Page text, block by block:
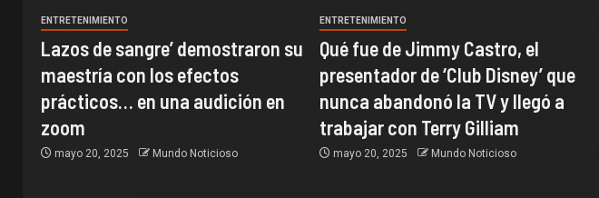
ENTRETENIMIENTO
Lazos de sangre’ demostraron su
maestría con los efectos
prácticos… en una audición en
zoom
mayo 20, 2025 Mundo Noticioso
ENTRETENIMIENTO
Qué fue de Jimmy Castro, el
presentador de ‘Club Disney’ que
nunca abandonó la TV y llegó a
trabajar con Terry Gilliam
mayo 20, 2025 Mundo Noticioso